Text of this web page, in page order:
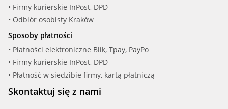
• Firmy kurierskie InPost, DPD
• Odbiór osobisty Kraków
Sposoby płatności
• Płatności elektroniczne Blik, Tpay, PayPo
• Firmy kurierskie InPost, DPD
• Płatność w siedzibie firmy, kartą płatniczą
Skontaktuj się z nami